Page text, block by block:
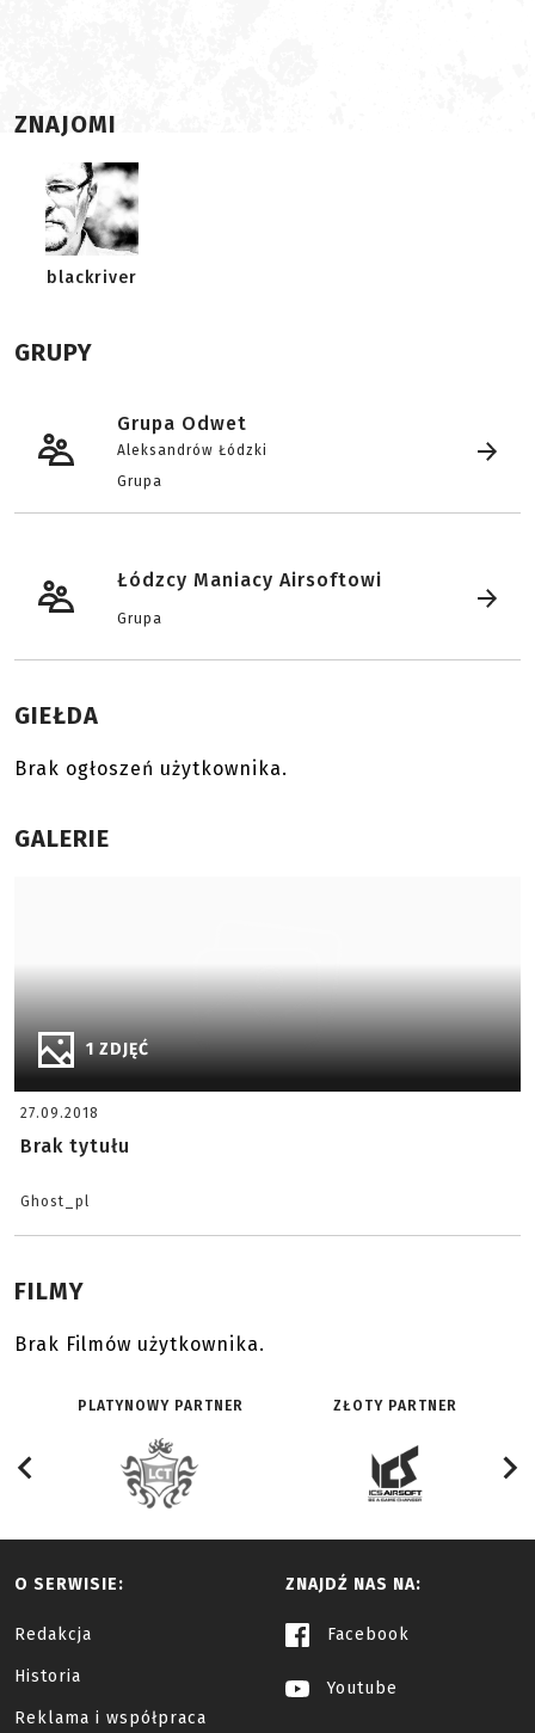
ZNAJOMI
blackriver
GRUPY
Grupa Odwet
Aleksandrów Łódzki
Grupa
Łódzcy Maniacy Airsoftowi
Grupa
GIEŁDA
Brak ogłoszeń użytkownika.
GALERIE
1 ZDJĘĆ
27.09.2018
Brak tytułu
Ghost_pl
FILMY
Brak Filmów użytkownika.
PLATYNOWY PARTNER ZŁOTY PARTNER
O SERWISIE:
Redakcja
Historia
Reklama i współpraca
ZNAJDŹ NAS NA:
Facebook
Youtube